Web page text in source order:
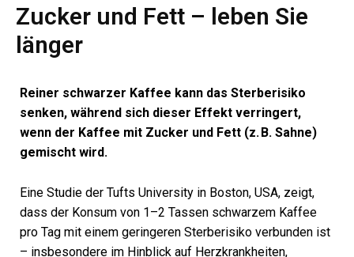
Zucker und Fett – leben Sie
länger
Reiner schwarzer Kaffee kann das Sterberisiko
senken, während sich dieser Effekt verringert,
wenn der Kaffee mit Zucker und Fett (z. B. Sahne)
gemischt wird.
Eine Studie der Tufts University in Boston, USA, zeigt,
dass der Konsum von 1–2 Tassen schwarzem Kaffee
pro Tag mit einem geringeren Sterberisiko verbunden ist
– insbesondere im Hinblick auf Herzkrankheiten,